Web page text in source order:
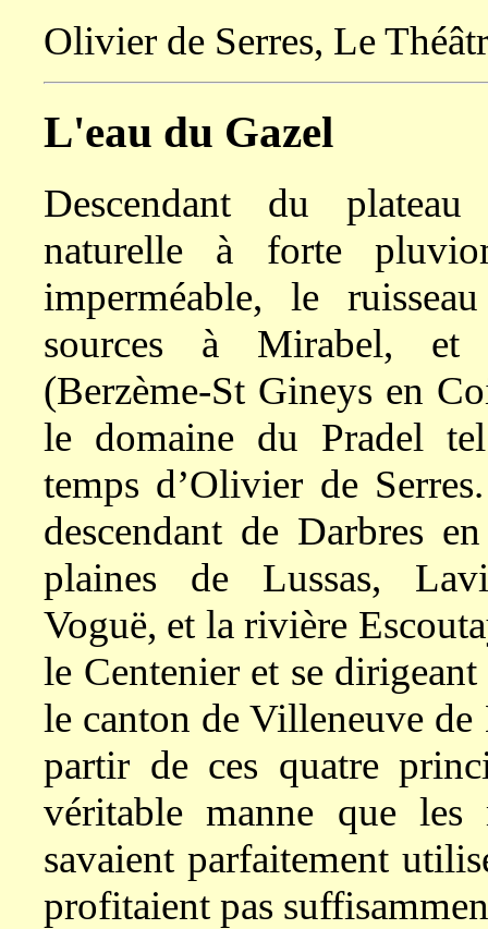
Olivier de Serres, Le
L'eau du Gazel
Descendant du
naturelle à forte
imperméable, le
sources à Mirabel, et
(Berzème-St Gineys en
le domaine du Pradel
temps d’Olivier de
descendant de Darbres
plaines de Lussas,
Voguë, et la rivière
le Centenier et se
le canton de Villeneuve
partir de ces quatre
véritable manne que les
savaient parfaitement
profitaient pas